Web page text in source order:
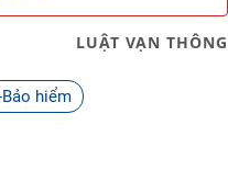
LUẬT VẠN THÔNG
hiểm